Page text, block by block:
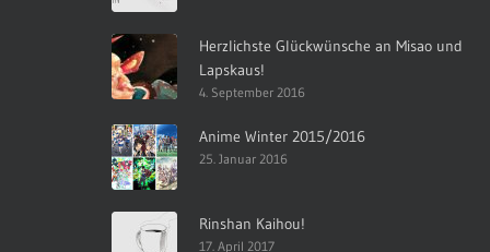
Herzlichste Glückwünsche an Misao und
Lapskaus!
4. September 2016
Anime Winter 2015/2016
25. Januar 2016
Rinshan Kaihou!
17. April 2017